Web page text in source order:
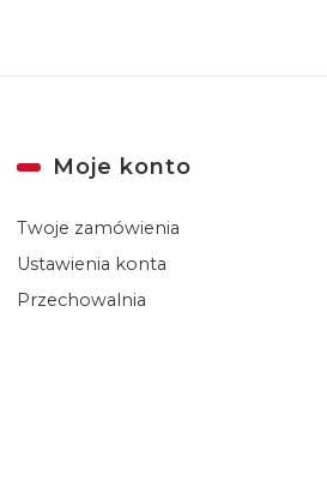
Moje konto
Twoje zamówienia
Ustawienia konta
Przechowalnia